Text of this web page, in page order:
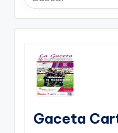
Gaceta